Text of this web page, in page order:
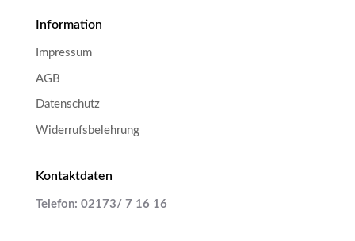
Information
Impressum
AGB
Datenschutz
Widerrufsbelehrung
Kontaktdaten
Telefon: 02173/ 7 16 16